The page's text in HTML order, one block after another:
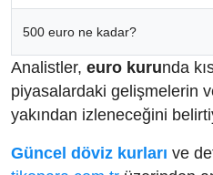
500 euro ne kadar?
Analistler, euro kurunda
piyasalardaki gelişmelerin
yakından izleneceğini
Güncel döviz kurları ve